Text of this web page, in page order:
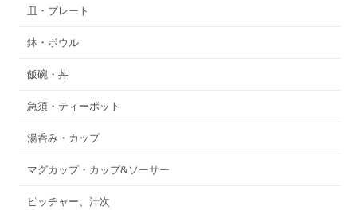
皿・プレート
鉢・ボウル
飯碗・丼
急須・ティーポット
湯呑み・カップ
マグカップ・カップ&ソーサー
ピッチャー、汁次